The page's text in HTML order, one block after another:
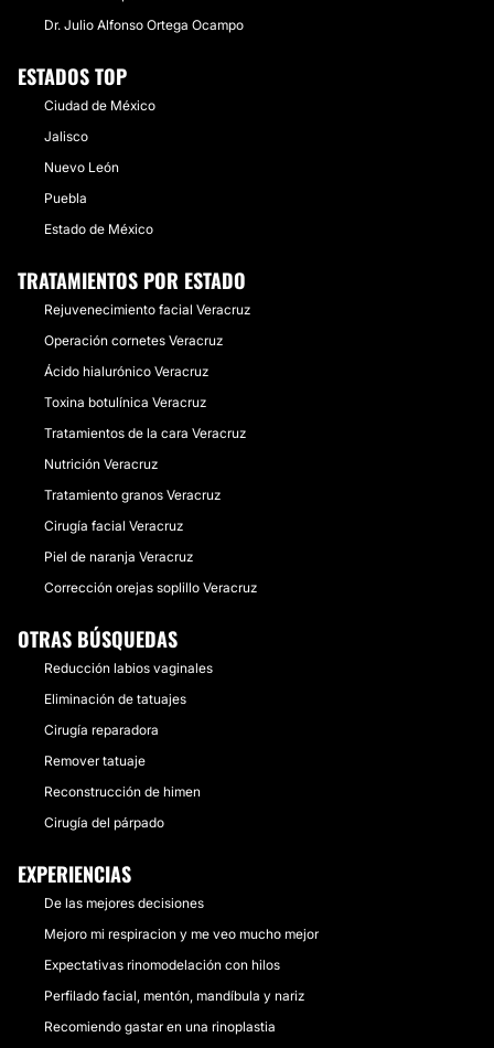
Dr. Julio Alfonso Ortega Ocampo
ESTADOS TOP
Ciudad de México
Jalisco
Nuevo León
Puebla
Estado de México
TRATAMIENTOS POR ESTADO
Rejuvenecimiento facial Veracruz
Operación cornetes Veracruz
Ácido hialurónico Veracruz
Toxina botulínica Veracruz
Tratamientos de la cara Veracruz
Nutrición Veracruz
Tratamiento granos Veracruz
Cirugía facial Veracruz
Piel de naranja Veracruz
Corrección orejas soplillo Veracruz
OTRAS BÚSQUEDAS
Reducción labios vaginales
Eliminación de tatuajes
Cirugía reparadora
Remover tatuaje
Reconstrucción de himen
Cirugía del párpado
EXPERIENCIAS
De las mejores decisiones
Mejoro mi respiracion y me veo mucho mejor
Expectativas rinomodelación con hilos
Perfilado facial, mentón, mandíbula y nariz
Recomiendo gastar en una rinoplastia